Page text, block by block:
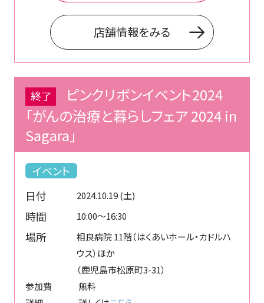
店舗情報をみる
終了
ピンクリボンイベント2024
「がんの治療と暮らしフェア 2024 in
Sagara」
イベント
日付
2024.10.19 (土)
時間 10:00～16:30
場所
相良病院 11階（はくあいホール・カドルハ
ウス）ほか
（鹿児島市松原町3-31）
参加費 無料